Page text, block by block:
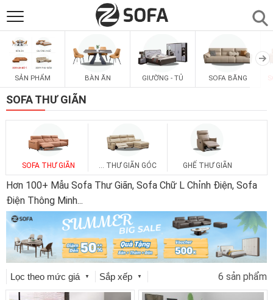
SẢN PHẨM
SOFAS
PHÒNG ĂN
PHÒNG KHÁCH
LIÊN HỆ
SẢN PHẨM BÀN ĂN GIƯỜNG - TỦ SOFA BĂNG
SOFA THƯ GIÃN
SOFA THƯ GIÃN ... THƯ GIÃN GÓC GHẾ THƯ GIÃN
Hơn 100+ Mẫu Sofa Thư Giãn, Sofa Chữ L Chỉnh Điện, Sofa
Điện Thông Minh...
Lọc theo mức giá ▼ Sắp xếp ▼ 6 sản phẩm